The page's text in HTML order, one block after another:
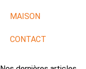
MAISON
CONTACT